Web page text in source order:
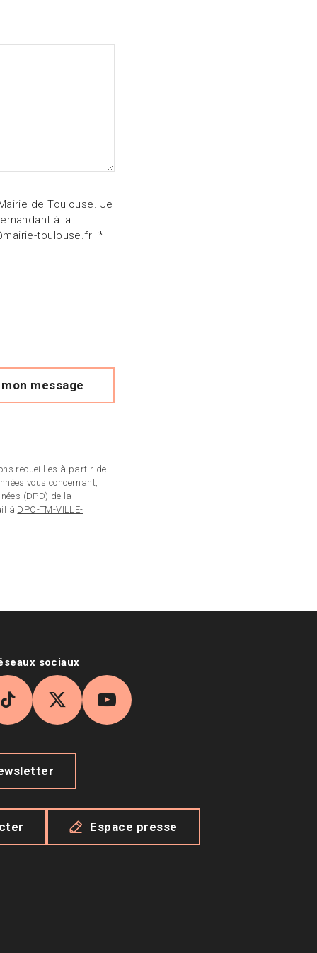
de Toulouse. Je
à la
toulouse.fr
message
recueillies à partir de
vous concernant,
(DPD) de la
à DPO-TM-VILLE-
sociaux
TikTokX YouTube
Espace presse